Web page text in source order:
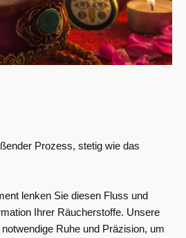
Prozess, stetig wie das
lenken Sie diesen Fluss und
Ihrer Räucherstoffe. Unsere
Ruhe und Präzision, um